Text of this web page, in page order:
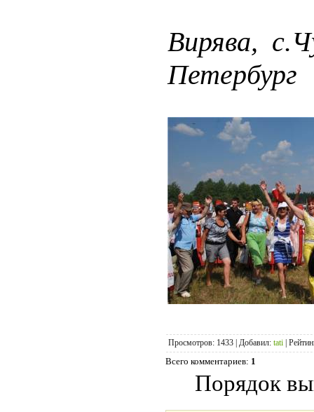
Вирява,
Петербург
Просмотров: 1433 | Добавил: tati
Всего комментариев: 1
Порядок